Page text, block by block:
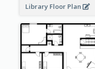
Library Floor Plan